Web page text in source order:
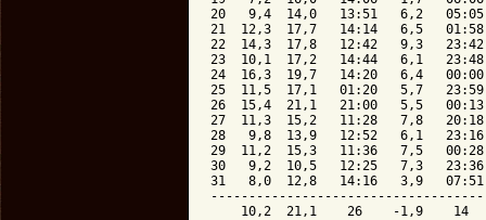
20   9,4  14,0   13:51   6,2
21  12,3  17,7   14:14   6,5
22  14,3  17,8   12:42   9,3
23  10,1  17,2   14:44   6,1
24  16,3  19,7   14:20   6,4
25  11,5  17,1   01:20   5,7
26  15,4  21,1   21:00   5,5
27  11,3  15,2   11:28   7,8
28   9,8  13,9   12:52   6,1
29  11,2  15,3   11:36   7,5
30   9,2  10,5   12:25   7,3
31   8,0  12,8   14:16   3,9
10,2  21,1    26    -1,9    14